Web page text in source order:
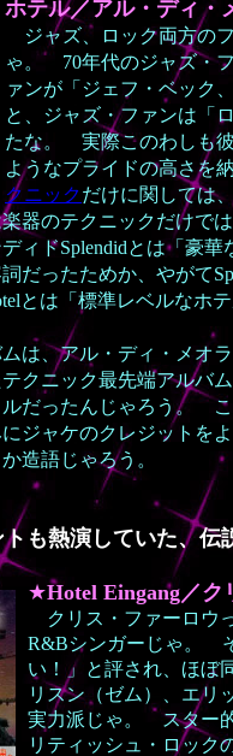
テル／アル・ディ・
ジャズ、ロック両方の
ゃ。 70年代のジャズ・
ァンが「ジェフ・ベック
と、ジャズ・ファンは「
たな。 実際このわしも
ようなプライドの高さを
クニックだけに関しては
器のテクニックだけで
ィドSplendidとは「豪
だったためか、やがて
とは「標準レベルなホ
は、アル・ディ・メオ
クニック最先端アルバ
ルだったんじゃろう。
ャケのクレジットをよ
造語じゃろう。
も熱演していた、
★Hotel Eingang／ク
クリス・ファーロウ
R&Bシンガーじゃ。
い！」と評され、ほぼ
リスン（ゼム）、エリ
実力派じゃ。 スター
リティッシュ・ロック